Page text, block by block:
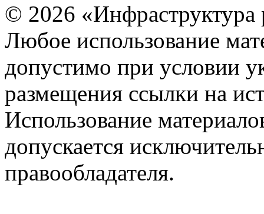
© 2026 «Инфраструктура
Любое использование
допустимо при условии
размещения ссылки на
Использование
допускается
правообладателя.